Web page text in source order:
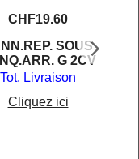
CHF19.60
SOUS
G 2CV
Tot. Livraison
Cliquez ici